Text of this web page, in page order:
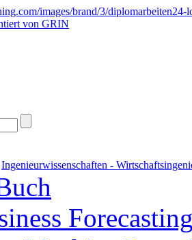
Ingenieurwissenschaften -